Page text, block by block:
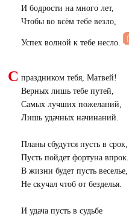
И бодрости на много лет,
Чтобы во всём тебе везло,
Успех волной к тебе несло.
С праздником тебя, Матвей!
Верных лишь тебе путей,
Самых лучших пожеланий,
Лишь удачных начинаний.
Планы сбудутся пусть в срок,
Пусть пойдет фортуна впрок.
В жизни будет пусть веселье,
Не скучал чтоб от безделья.
И удача пусть в судьбе